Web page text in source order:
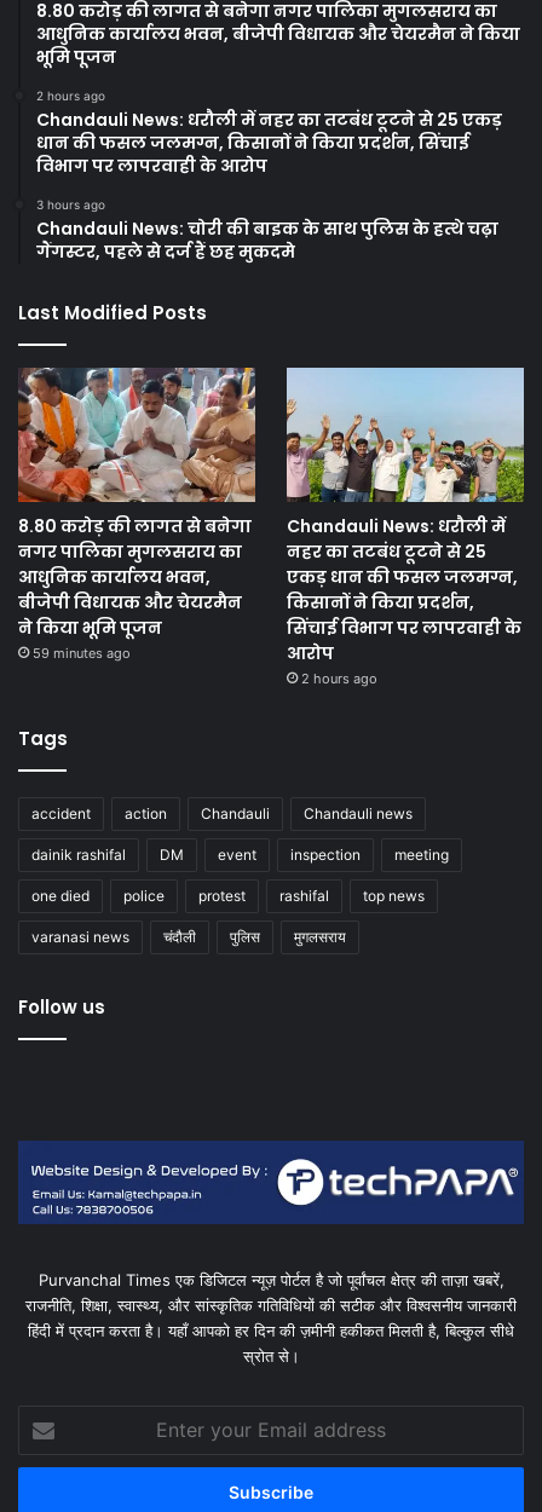
8.80 करोड़ की लागत से बनेगा नगर पालिका मुगलसराय का
आधुनिक कार्यालय भवन, बीजेपी विधायक और चेयरमैन ने किया
भूमि पूजन
2 hours ago
Chandauli News: धरौली में नहर का तटबंध टूटने से 25 एकड़
धान की फसल जलमग्न, किसानों ने किया प्रदर्शन, सिंचाई
विभाग पर लापरवाही के आरोप
3 hours ago
Chandauli News: चोरी की बाइक के साथ पुलिस के हत्थे चढ़ा
गैंगस्टर, पहले से दर्ज हैं छह मुकदमे
Last Modified Posts
8.80 करोड़ की लागत से बनेगा
नगर पालिका मुगलसराय का
आधुनिक कार्यालय भवन,
बीजेपी विधायक और चेयरमैन
ने किया भूमि पूजन
59 minutes ago
Chandauli News: धरौली में
नहर का तटबंध टूटने से 25
एकड़ धान की फसल जलमग्न,
किसानों ने किया प्रदर्शन,
सिंचाई विभाग पर लापरवाही के
आरोप
2 hours ago
Tags
accident action Chandauli Chandauli news
dainik rashifal DM event inspection meeting
one died police protest rashifal top news
varanasi news चंदौली पुलिस मुगलसराय
Follow us
Purvanchal Times एक डिजिटल न्यूज़ पोर्टल है जो पूर्वांचल क्षेत्र की ताज़ा खबरें,
राजनीति, शिक्षा, स्वास्थ्य, और सांस्कृतिक गतिविधियों की सटीक और विश्वसनीय जानकारी
हिंदी में प्रदान करता है। यहाँ आपको हर दिन की ज़मीनी हकीकत मिलती है, बिल्कुल सीधे
स्रोत से।
your
Email